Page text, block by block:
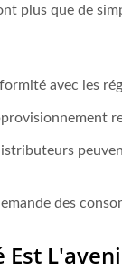
plus que de
avec les
des
Est